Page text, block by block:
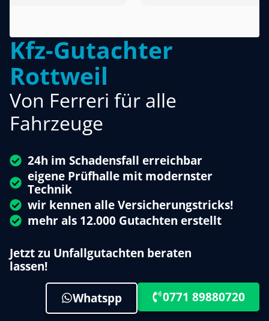
Kfz-Gutachter
Rottweil
Von Ferreri für alle
Fahrzeuge
24h im Schadensfall erreichbar
eigene Prüfhalle mit modernster
Technik
wir kennen alle Versicherungstricks!
mehr als 12.000 Gutachten erstellt
Jetzt zu Unfallgutachten beraten
lassen!
0771 89880720
Whatspp